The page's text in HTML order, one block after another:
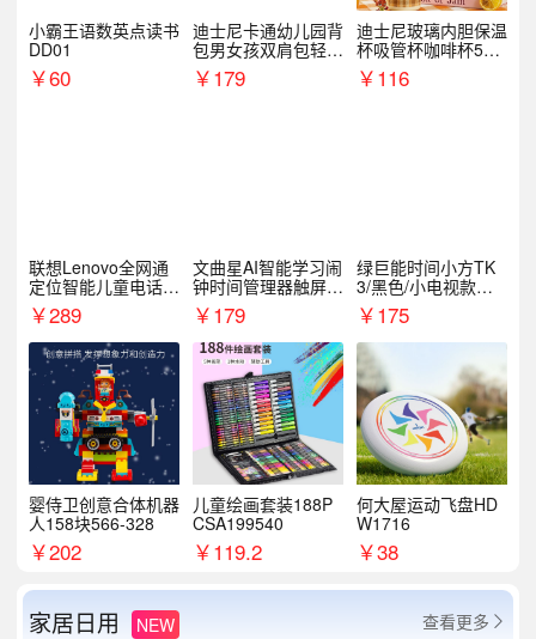
小霸王语数英点读书
DD01
￥60
迪士尼卡通幼儿园背
包男女孩双肩包轻便
可爱小背包B20107
￥179
迪士尼玻璃内胆保温
杯吸管杯咖啡杯530
MLH15135
￥116
联想Lenovo全网通
定位智能儿童电话手
表A1
￥289
文曲星AI智能学习闹
钟时间管理器触屏N
1pro
￥179
绿巨能时间小方TK
3/黑色/小电视款【T
K3】
￥175
婴侍卫创意合体机器
人158块566-328
￥202
儿童绘画套装188P
CSA199540
￥119.2
何大屋运动飞盘HD
W1716
￥38
家居日用 NEW 查看更多 